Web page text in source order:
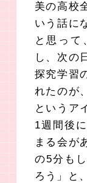
美の高校
いう話に
と思って
し、次の
探究学習
れたのが
というア
1週間後
まる会が
の5分も
ろう」と